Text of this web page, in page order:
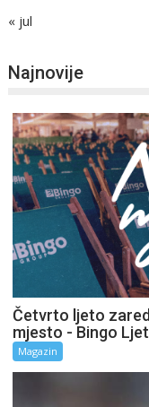
« jul
Najnovije
Četvrto ljeto
mjesto - Bingo
Magazin